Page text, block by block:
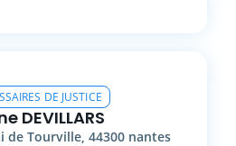
DE JUSTICE
DEVILLARS
de Tourville, 44300 nantes